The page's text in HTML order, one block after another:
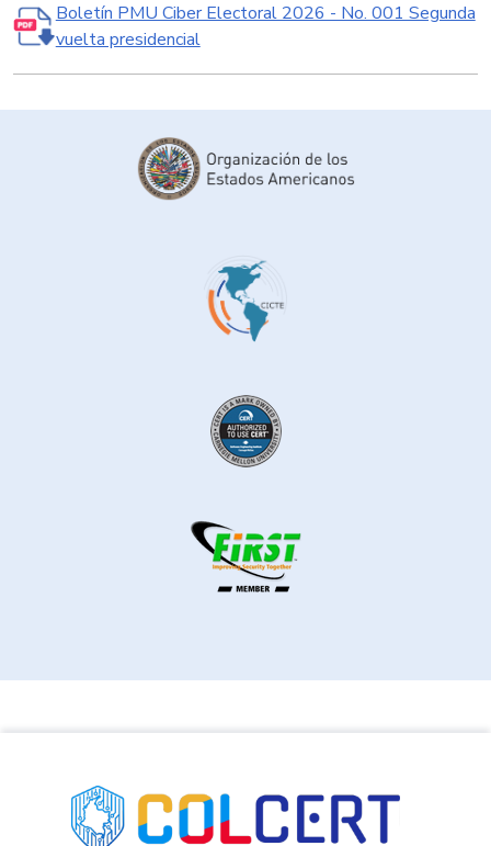
Boletín PMU Ciber Electoral 2026 - No. 001 Segunda
vuelta presidencial